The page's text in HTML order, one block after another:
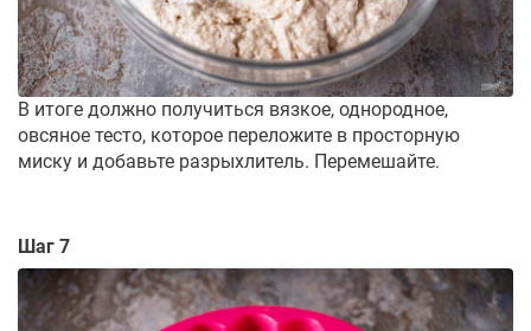
В итоге должно получиться вязкое, однородное,
овсяное тесто, которое переложите в просторную
миску и добавьте разрыхлитель. Перемешайте.
Шаг 7